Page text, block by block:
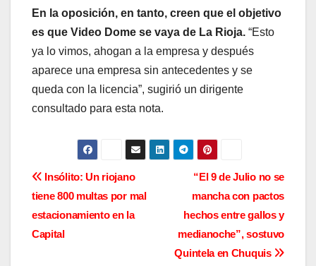
En la oposición, en tanto, creen que el objetivo
es que Video Dome se vaya de La Rioja. “Esto
ya lo vimos, ahogan a la empresa y después
aparece una empresa sin antecedentes y se
queda con la licencia”, sugirió un dirigente
consultado para esta nota.
N
a
v
“El 9 de Julio no se
mancha con pactos
hechos entre gallos y
medianoche”, sostuvo
Quintela en Chuquis
Insólito: Un riojano
tiene 800 multas por mal
estacionamiento en la
Capital